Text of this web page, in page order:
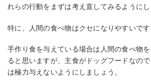
れらの行動をまずは考え直してみるようにし
特に、人間の食べ物はクセになりやすいです
手作り食を与えている場合は人間の食べ物
ると思いますが、主食がドッグフードなの
は極力与えないようにしましょう。